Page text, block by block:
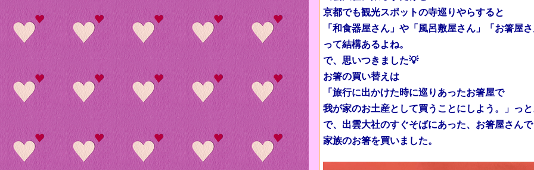
京都でも観光スポットの寺巡りやらすると
「和食器屋さん」や「風呂敷屋さん」「お箸屋
って結構あるよね。
で、思いつきました💡
お箸の買い替えは
「旅行に出かけた時に巡りあったお箸屋で
我が家のお土産として買うことにしよう。」っ
で、出雲大社のすぐそばにあった、お箸屋さんで
家族のお箸を買いました。